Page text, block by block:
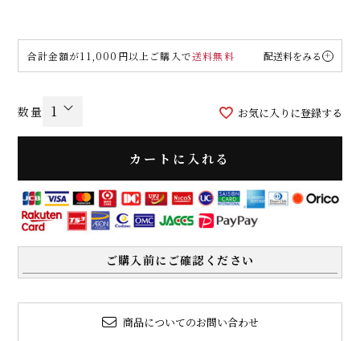
合計金額が11,000円以上ご購入で送料無料 配送料をみる
お気に入りに登録する
カートに入れる
ご購入前にご確認ください
商品についてのお問い合わせ